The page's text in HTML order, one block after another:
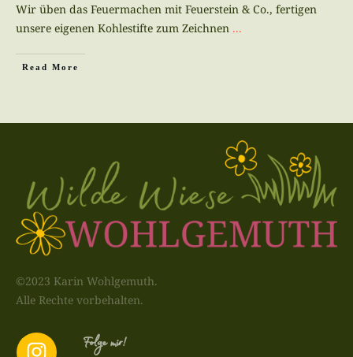
Wir üben das Feuermachen mit Feuerstein & Co., fertigen
unsere eigenen Kohlestifte zum Zeichnen ...
Read More
©2023 Karin Wohlgemuth.
Alle Rechte vorbehalten.
Folge mir!